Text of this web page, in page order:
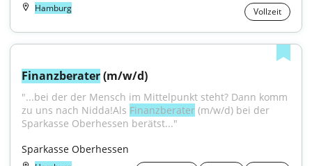
Hamburg Vollzeit
Finanzberater (m/w/d)
"...bei der der Mensch im Mittelpunkt steht? Dann komm
zu uns nach Nidda!Als Finanzberater (m/w/d) bei der
Sparkasse Oberhessen berätst..."
Sparkasse Oberhessen